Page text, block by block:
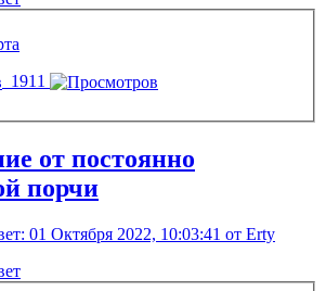
1911
от постоянно
порчи
01 Октября 2022, 10:03:41 от Erty